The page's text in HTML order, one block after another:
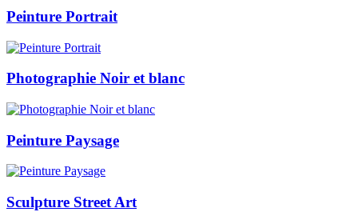
Peinture Portrait
Photographie Noir et blanc
Peinture Paysage
Sculpture Street Art